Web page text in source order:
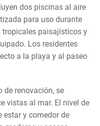
dos piscinas al aire
para uso durante
tropicales paisajísticos y
Los residentes
a la playa y al paseo
de renovación, se
vistas al mar. El nivel de
estar y comedor de